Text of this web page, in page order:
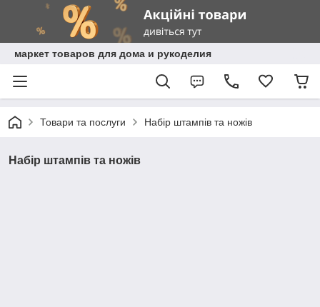
маркет товаров для дома и рукоделия
Товари та послуги Набір штампів та ножів
Набір штампів та ножів